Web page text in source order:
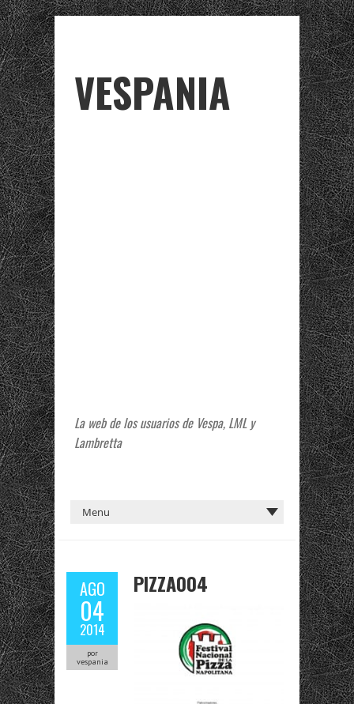
VESPANIA
La web de los usuarios de Vespa, LML y
Lambretta
AGO
04
2014
por
vespania
PIZZA004